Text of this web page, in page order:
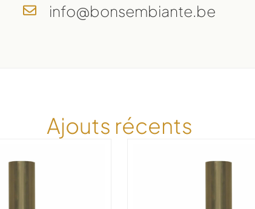
info@bonsembiante.be
Ajouts récents